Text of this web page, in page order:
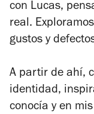
con Lucas,
real.
gustos y
A partir de ahí,
identidad,
conocía y en